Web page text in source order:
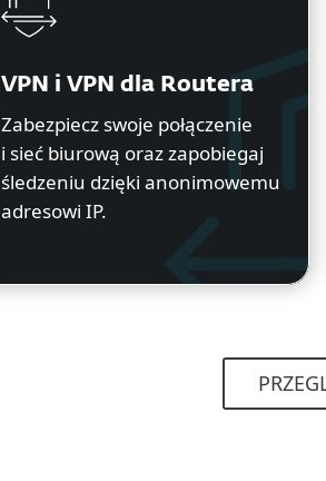
VPN i VPN dla Routera
Zabezpiecz swoje połączenie
i sieć biurową oraz zapobiegaj
śledzeniu dzięki anonimowemu
adresowi IP.